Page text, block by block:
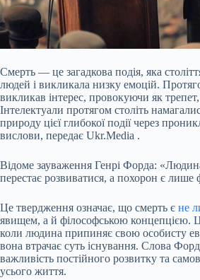
Смерть — це загадкова подія, яка
людей і викликала низку емоцій.
викликав інтерес, провокуючи як трепет,
Інтелектуали протягом століть
природу цієї глибокої події через
вислови, передає Ukr.Media .
Відоме зауваження Генрі Форда:
перестає розвиватися, а похорон є лише
Це твердження означає, що смерть є не
явищем, а й філософською концепцією.
коли людина припиняє свою особисту
вона втрачає суть існування. Слова
важливість постійного розвитку та
усього життя.